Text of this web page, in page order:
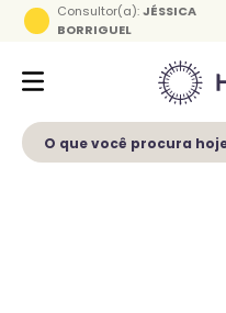
Consultor(a):JÉSSICA
BORRIGUEL
O que você procura hoje?